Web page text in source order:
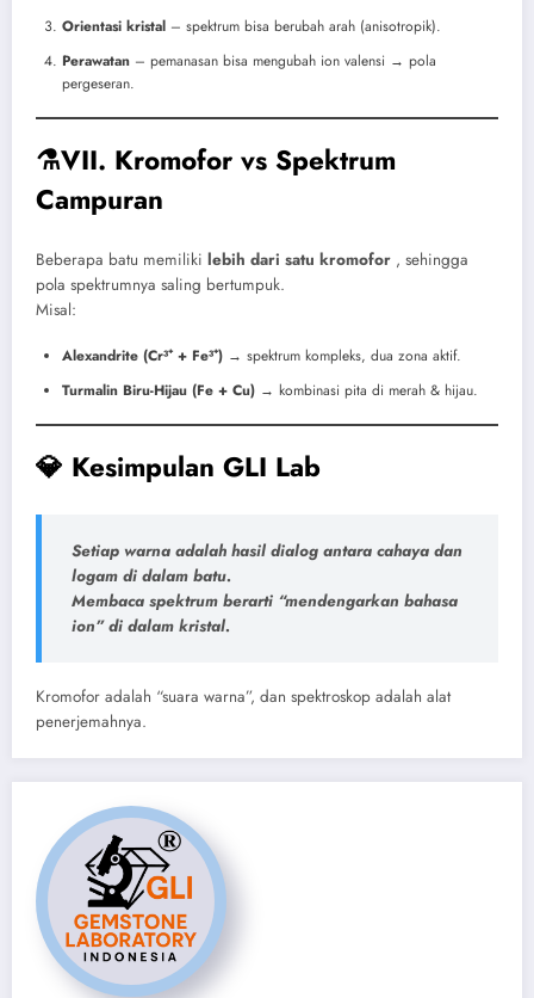
Orientasi kristal – spektrum bisa berubah arah (anisotropik).
Perawatan – pemanasan bisa mengubah ion valensi → pola
pergeseran.
⚗️VII. Kromofor vs Spektrum
Campuran
Beberapa batu memiliki lebih dari satu kromofor , sehingga
pola spektrumnya saling bertumpuk.
Misal:
Alexandrite (Cr³⁺ + Fe³⁺) → spektrum kompleks, dua zona aktif.
Turmalin Biru-Hijau (Fe + Cu) → kombinasi pita di merah & hijau.
💎 Kesimpulan GLI Lab
Setiap warna adalah hasil dialog antara cahaya dan
logam di dalam batu.
Membaca spektrum berarti “mendengarkan bahasa
ion” di dalam kristal.
Kromofor adalah “suara warna”, dan spektroskop adalah alat
penerjemahnya.